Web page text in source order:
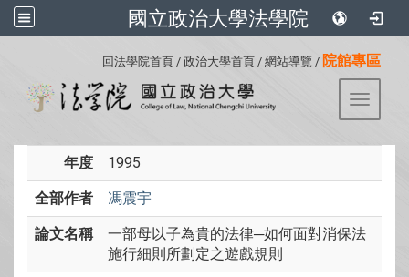
國立政治大學法學院
回法學院首頁 / 政治大學首頁 / 網站導覽 / 院館專區
Toggle
年度 1995
全部作者 馮震宇
論文名稱
一部母以子為貴的法律─如何面對消保法
施行細則所劃定之遊戲規則